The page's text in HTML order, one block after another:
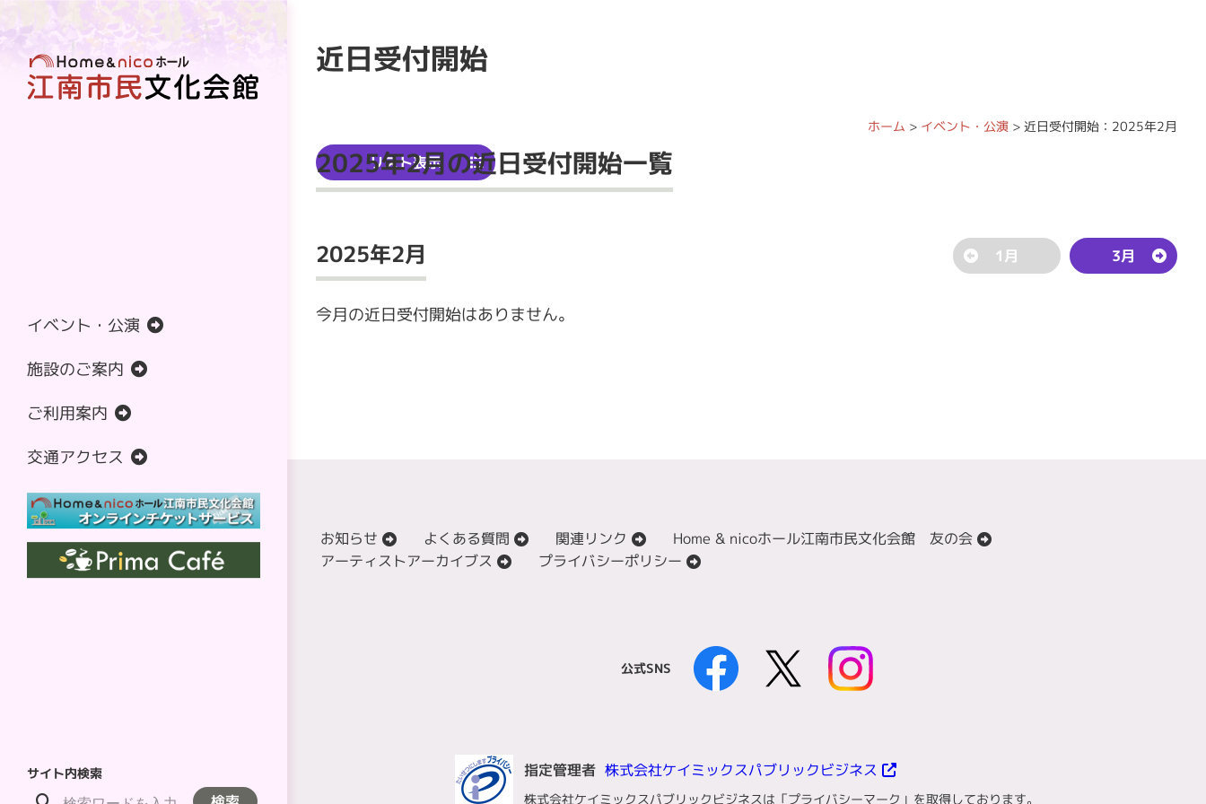
イベント・公演
施設のご案内
ご利用案内
交通アクセス
サイト内検索
催し
2026年9月
2026年10月
2026年11月
2026年12月
2027年1月
フロアマップ
小ホール
Prima Café（プリマカフェ）
歴史民俗資料館
利用時間・注意事項
附属設備利用料金
施設の空き状況
利用者向けサービス
資料ダウンロード
近日受付開始
ホーム > イベント・公演 > 近日受付開始 ：2025年2月
2025年2月の近日受付開始一覧
リスト表示
2025年2月 1月 3月
今月の近日受付開始はありません。
お知らせ よくある質問 関連リンク
Home & nicoホール江南市民文化会館 友の会
アーティストアーカイブス
プライバシーポリシー
公式SNS
指定管理者 株式会社ケイミックスパブリックビジネス
株式会社ケイミックスパブリックビジネスは「プライバシーマーク」を取得しております。